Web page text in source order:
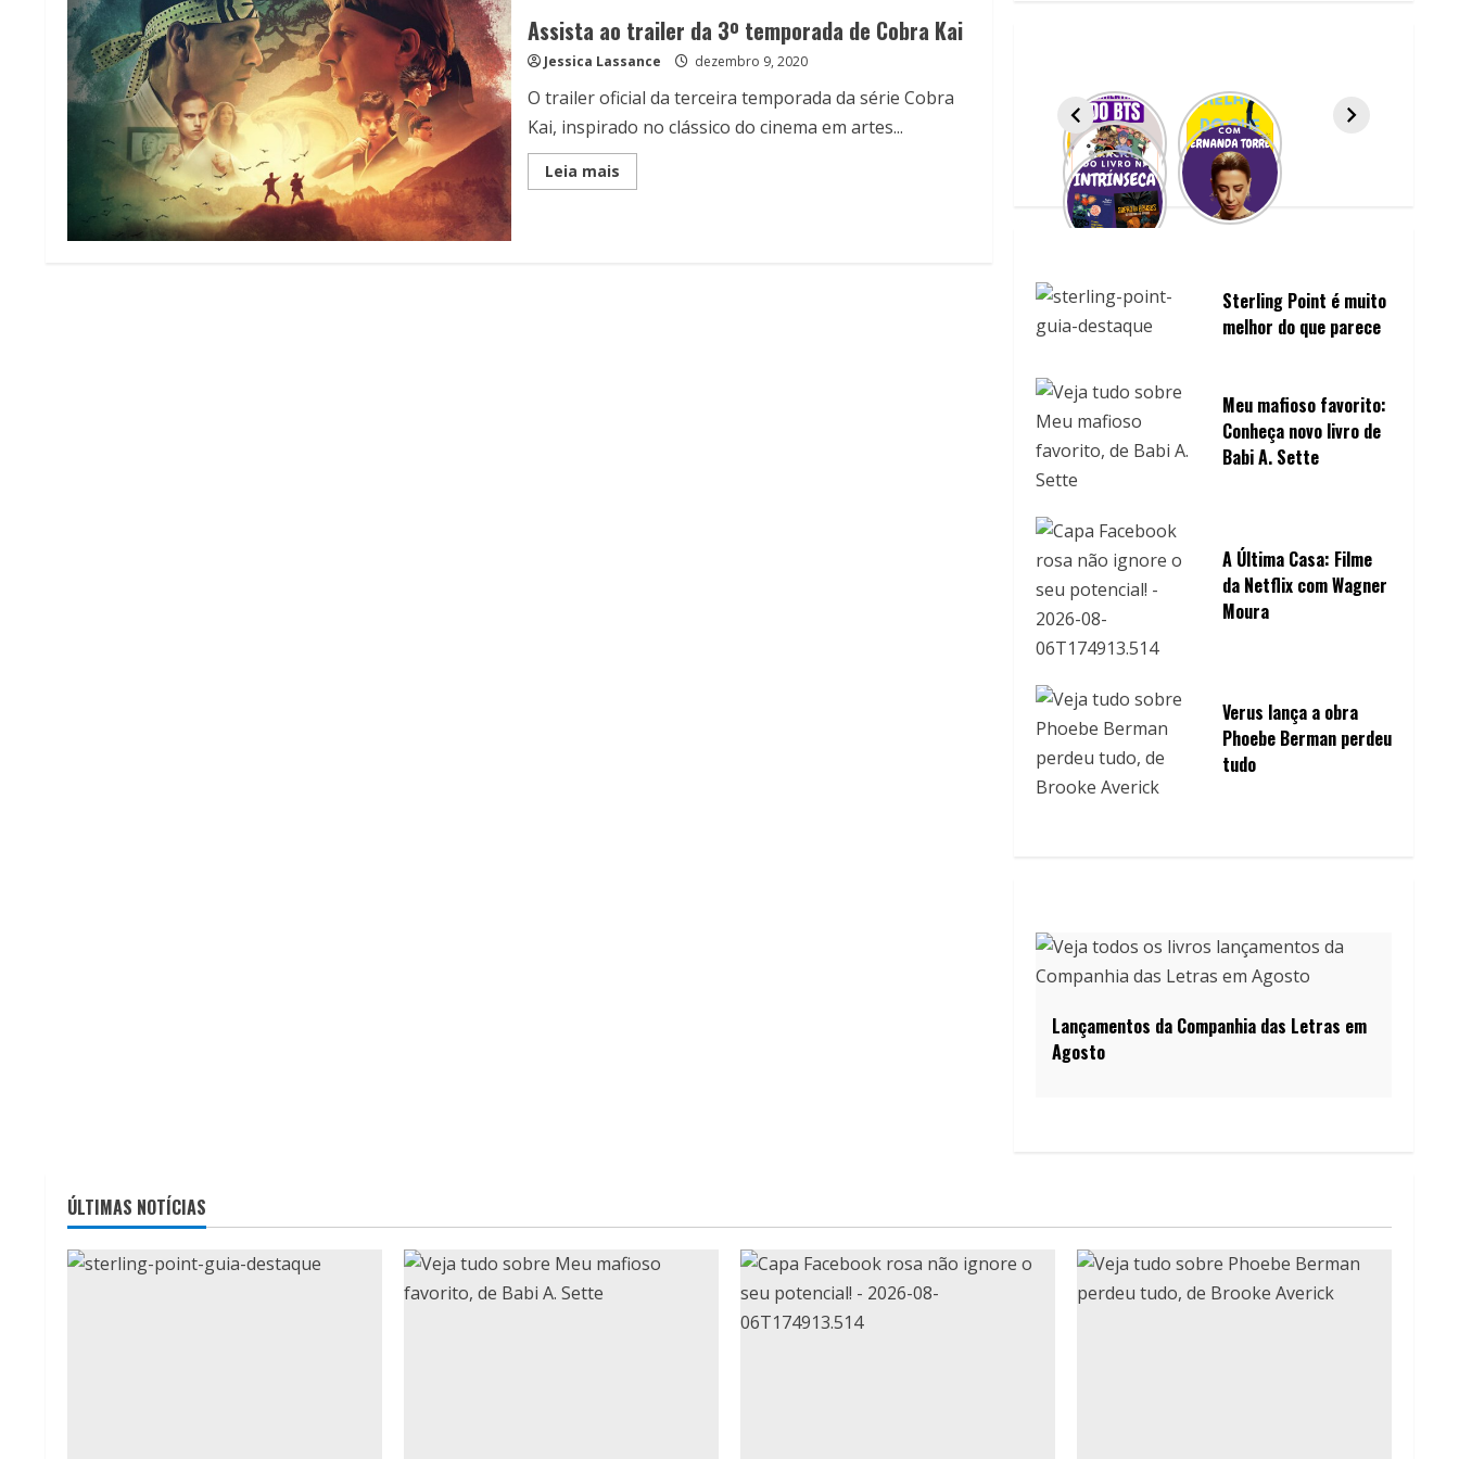
Assista ao trailer da 3º temporada de Cobra Kai
Jessica Lassance dezembro 9, 2020
O trailer oficial da terceira temporada da série Cobra
Kai, inspirado no clássico do cinema em artes...
Leia maisRead
more
Sterling Point é muito
melhor do que parece
Meu mafioso favorito:
Conheça novo livro de
Babi A. Sette
A Última Casa: Filme
da Netflix com Wagner
Moura
Verus lança a obra
Phoebe Berman perdeu
tudo
Lançamentos da Companhia das Letras em
Agosto
ÚLTIMAS NOTÍCIAS